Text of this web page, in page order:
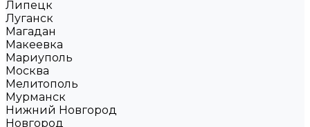
Липецк
Луганск
Магадан
Макеевка
Мариуполь
Москва
Мелитополь
Мурманск
Нижний Новгород
Новгород